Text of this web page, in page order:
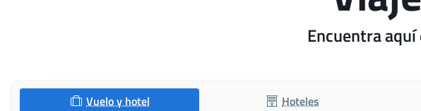
Encuentra
Vuelo y hotel Hoteles